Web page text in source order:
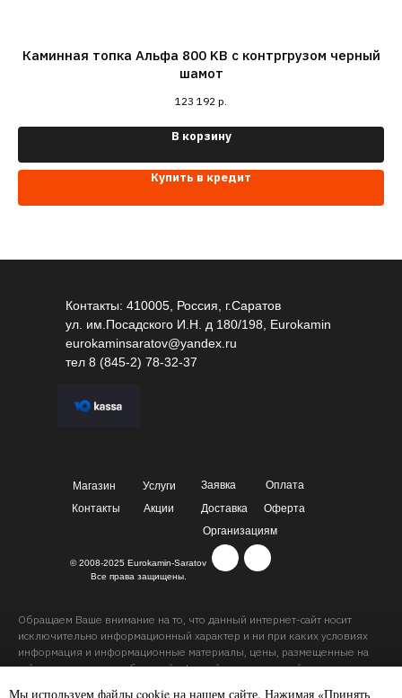
Каминная топка Альфа 800 KВ с контргрузом черный
шамот
123 192 р.
В корзину
Купить в кредит
Контакты: 410005, Россия, г.Саратов
ул. им.Посадского И.Н. д 180/198, Eurokamin
eurokaminsaratov@yandex.ru
тел 8 (845-2) 78-32-37
Магазин
© 2008-2025 Eurokamin-Saratov
Все права защищены.
Услуги Заявка
Оплата
Акции
Контакты Доставка
Оферта
Организациям
Мы используем файлы cookie на нашем сайте. Нажимая «Принять
Обращаем Ваше внимание на то, что данный интернет-сайт носит
исключительно информационный характер и ни при каких условиях
информация и информационные материалы, цены, размещенные на
сайте, не являются публичной офертой, определяемой положениями